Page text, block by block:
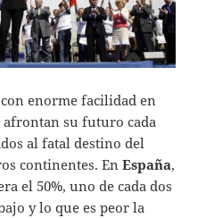
enorme facilidad en
su futuro cada
al fatal destino del
continentes. En España,
el 50%, uno de cada dos
y lo que es peor la